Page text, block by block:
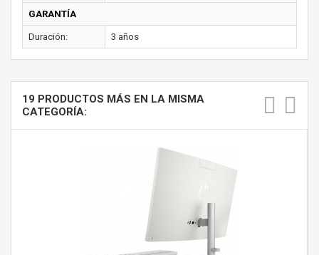
GARANTÍA
Duración: 3 años
19 PRODUCTOS MÁS EN LA MISMA
CATEGORÍA: